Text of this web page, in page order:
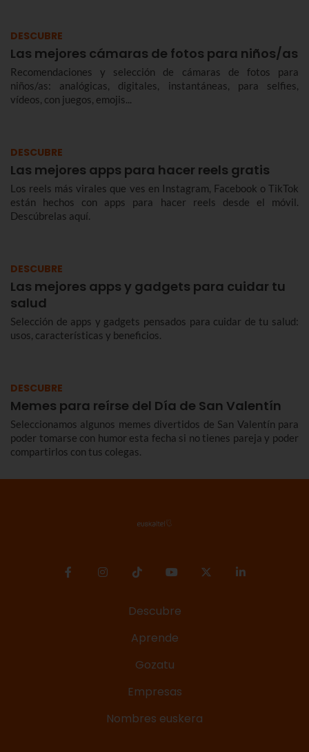
DESCUBRE
Las mejores cámaras de fotos para niños/as
Recomendaciones y selección de cámaras de fotos para
niños/as: analógicas, digitales, instantáneas, para selfies,
vídeos, con juegos, emojis...
DESCUBRE
Las mejores apps para hacer reels gratis
Los reels más virales que ves en Instagram, Facebook o TikTok
están hechos con apps para hacer reels desde el móvil.
Descúbrelas aquí.
DESCUBRE
Las mejores apps y gadgets para cuidar tu
salud
Selección de apps y gadgets pensados para cuidar de tu salud:
usos, características y beneficios.
DESCUBRE
Memes para reírse del Día de San Valentín
Seleccionamos algunos memes divertidos de San Valentín para
poder tomarse con humor esta fecha si no tienes pareja y poder
compartirlos con tus colegas.
Descubre
Aprende
Gozatu
Empresas
Nombres euskera